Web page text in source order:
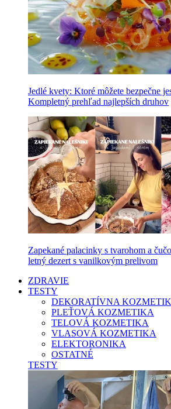
Jedlé kvety: Ktoré môžete bezpečne
Kompletný prehľad najlepších druhov
Zapekané palacinky s tvarohom a
letný dezert s vanilkovým prelivom
ZDRAVIE
TESTY
DEKORATÍVNA
PLEŤOVÁ KOZMETIKA
TELOVÁ KOZMETIKA
VLASOVÁ KOZMETIKA
ELEKTORONIKA
OSTATNÉ
TESTY